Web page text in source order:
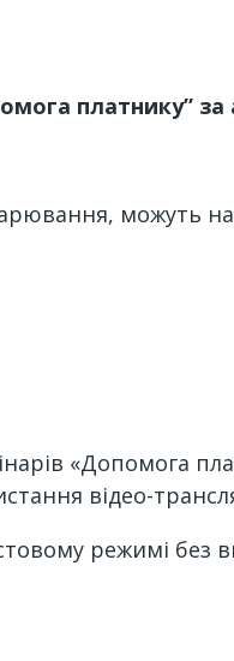
платнику”
можуть
«Допомога
відео-
режимі без